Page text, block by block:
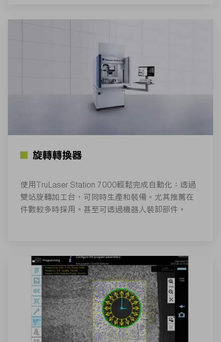
旋轉轉換器
使用TruLaser Station 7000輕鬆完成自動化：透過
雙站旋轉加工台，可同時生產和裝備。尤其推薦在
件數較多時採用。甚至可透過機器人裝卸部件。